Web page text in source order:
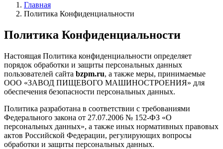
Главная
Политика Конфиденциальности
Политика Конфиденциальности
Настоящая Политика конфиденциальности определяет
порядок обработки и защиты персональных данных
пользователей сайта bzpm.ru, а также меры, принимаемые
ООО «ЗАВОД ПИЩЕВОГО МАШИНОСТРОЕНИЯ» для
обеспечения безопасности персональных данных.
Политика разработана в соответствии с требованиями
Федерального закона от 27.07.2006 № 152-ФЗ «О
персональных данных», а также иных нормативных правовых
актов Российской Федерации, регулирующих вопросы
обработки и защиты персональных данных.